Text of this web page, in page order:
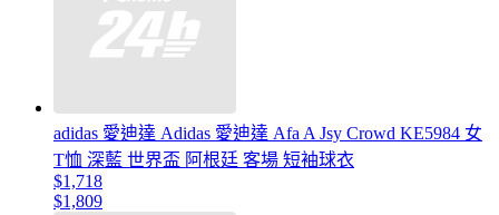
adidas 愛迪達 Adidas 愛迪達 Afa A Jsy Crowd KE5984 女
T恤 深藍 世界盃 阿根廷 客場 短袖球衣
$1,718
$1,809